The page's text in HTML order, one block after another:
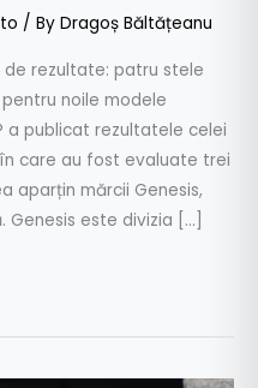
/ By Dragoș Băltățeanu
de rezultate: patru stele
noile modele
a publicat rezultatele celei
care au fost evaluate trei
aparțin mărcii Genesis,
este divizia […]